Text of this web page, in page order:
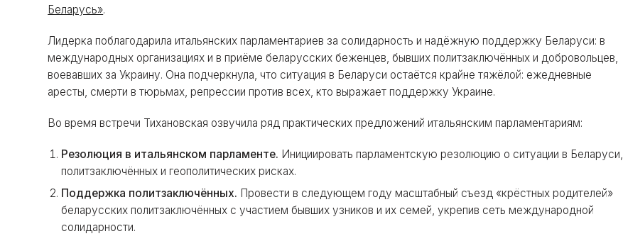
Беларусь».
Лидерка поблагодарила итальянских парламентариев за солидарность и надёжную поддержку Беларуси: в
международных организациях и в приёме беларусских беженцев, бывших политзаключённых и добровольцев,
воевавших за Украину. Она подчеркнула, что ситуация в Беларуси остаётся крайне тяжёлой: ежедневные
аресты, смерти в тюрьмах, репрессии против всех, кто выражает поддержку Украине.
Во время встречи Тихановская озвучила ряд практических предложений итальянским парламентариям:
Резолюция в итальянском парламенте. Инициировать парламентскую резолюцию о ситуации в Беларуси,
политзаключённых и геополитических рисках.
Поддержка политзаключённых. Провести в следующем году масштабный съезд «крёстных родителей»
беларусских политзаключённых с участием бывших узников и их семей, укрепив сеть международной
солидарности.